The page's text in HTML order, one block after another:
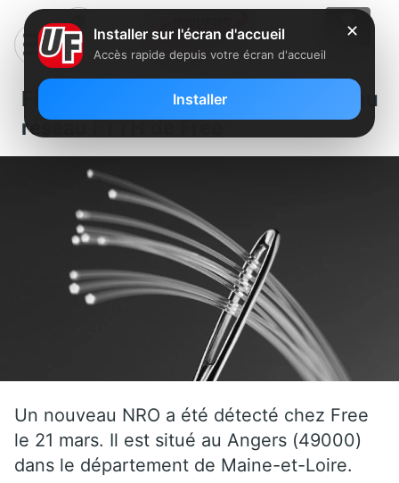
Fibre : un nouveau NRO relié au
réseau FTTH de Free
Un nouveau NRO a été détecté chez Free
le 21 mars. Il est situé au Angers (49000)
dans le département de Maine-et-Loire.
✕
Installer sur l'écran d'accueil
Accès rapide depuis votre écran d'accueil
Installer